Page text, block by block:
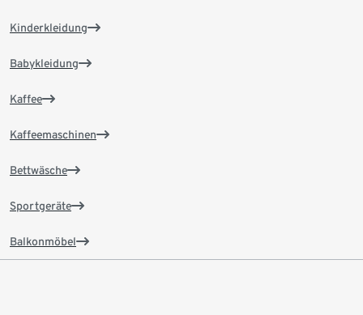
Kinderkleidung
Babykleidung
Kaffee
Kaffeemaschinen
Bettwäsche
Sportgeräte
Balkonmöbel